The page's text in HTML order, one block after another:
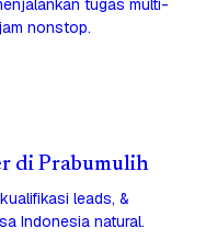
tugas multi-
nonstop.
di Prabumulih
leads, &
Indonesia natural.